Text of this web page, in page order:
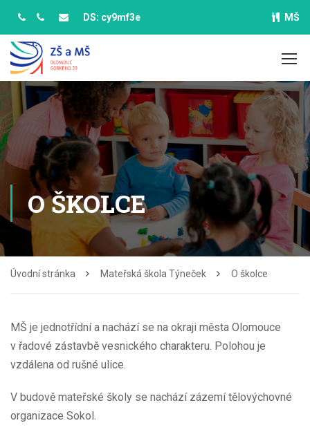
DS: cy9mf3e MŠ
O ŠKOLCE
Úvodní stránka Mateřská škola Týneček O školce
MŠ je jednotřídní a nachází se na okraji města Olomouce
v řadové zástavbě vesnického charakteru. Polohou je
vzdálena od rušné ulice.
V budově mateřské školy se nachází zázemí tělovýchovné
organizace Sokol.